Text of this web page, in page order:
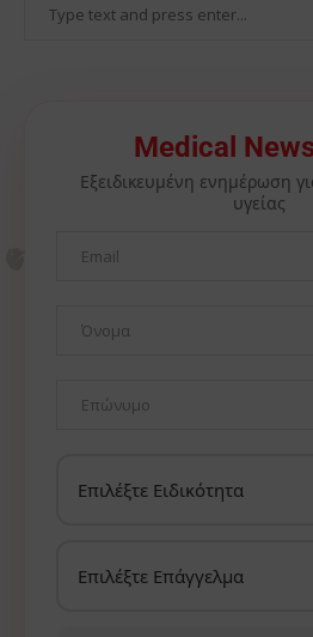
Medical
Εξειδικευμένη ενημέρωση
υγείας